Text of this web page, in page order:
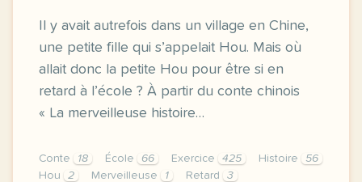
Il y avait autrefois dans un village en Chine,
une petite fille qui s’appelait Hou. Mais où
allait donc la petite Hou pour être si en
retard à l’école ? À partir du conte chinois
« La merveilleuse histoire…
Conte 18 École 66 Exercice 425 Histoire
56
Hou
2 Merveilleuse 1 Retard 3